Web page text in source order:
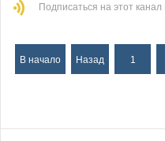
Подписаться на этот канал
В начало Назад 1